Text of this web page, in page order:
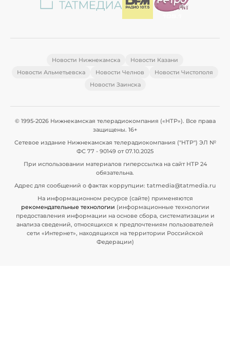
Новости Нижнекамска
Новости Казани
Новости Альметьевска
Новости Челнов
Новости Чистополя
Новости Заинска
© 1995-2026 Нижнекамская телерадиокомпания («НТР»). Все права
защищены. 16+
Сетевое издание Нижнекамская телерадиокомпания ("НТР") ЭЛ №
ФС 77 - 90149 от 07.10.2025
При использовании материалов гиперссылка на сайт НТР 24
обязательна.
Адрес для сообщений о фактах коррупции: tatmedia@tatmedia.ru
На информационном ресурсе (сайте) применяются
рекомендательные технологии (информационные технологии
предоставления информации на основе сбора, систематизации и
анализа сведений, относящихся к предпочтениям пользователей
сети «Интернет», находящихся на территории Российской
Федерации)